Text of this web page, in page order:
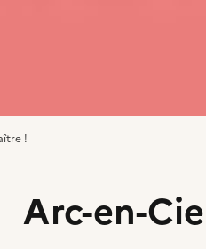
Arc-en-
!